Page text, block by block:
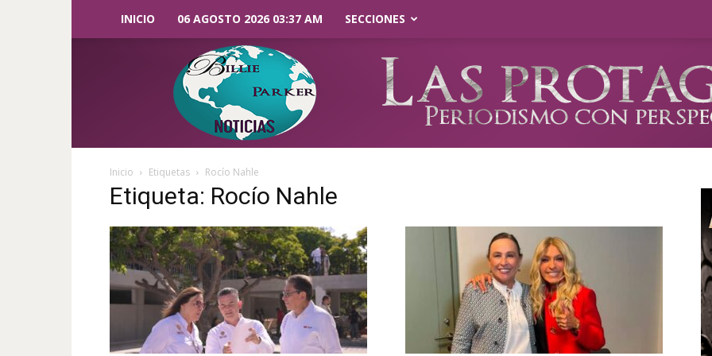
INICIO 06 AGOSTO 2026 03:37 AM SECCIONES
Parker
Noticias
Inicio Etiquetas Rocío Nahle
Etiqueta: Rocío Nahle